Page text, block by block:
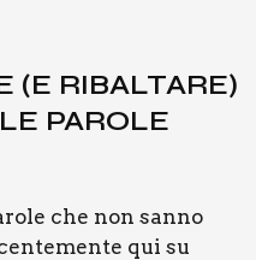
(E RIBAL­TA­RE)
PARO­LE
che non san­no
qui su